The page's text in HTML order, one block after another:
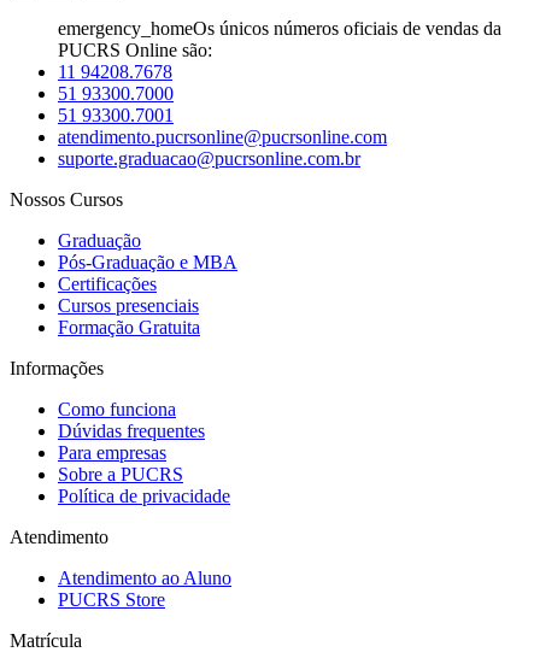
emergency_homeOs únicos números oficiais de vendas da
PUCRS Online são:
11 94208.7678
51 93300.7000
51 93300.7001
atendimento.pucrsonline@pucrsonline.com
suporte.graduacao@pucrsonline.com.br
Nossos Cursos
Graduação
Pós-Graduação e MBA
Certificações
Cursos presenciais
Formação Gratuita
Informações
Como funciona
Dúvidas frequentes
Para empresas
Sobre a PUCRS
Política de privacidade
Atendimento
Atendimento ao Aluno
PUCRS Store
Matrícula